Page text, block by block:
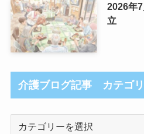
2026年
立
介護ブログ記事 カテゴリ